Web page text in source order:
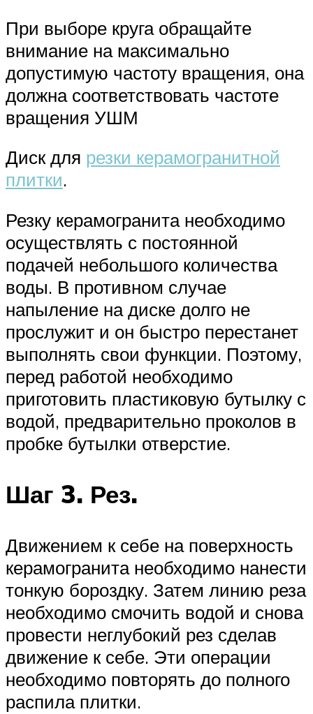
При выборе круга обращайте
внимание на максимально
допустимую частоту вращения, она
должна соответствовать частоте
вращения УШМ
Диск для резки керамогранитной
плитки.
Резку керамогранита необходимо
осуществлять с постоянной
подачей небольшого количества
воды. В противном случае
напыление на диске долго не
прослужит и он быстро перестанет
выполнять свои функции. Поэтому,
перед работой необходимо
приготовить пластиковую бутылку с
водой, предварительно проколов в
пробке бутылки отверстие.
Шаг 3. Рез.
Движением к себе на поверхность
керамогранита необходимо нанести
тонкую бороздку. Затем линию реза
необходимо смочить водой и снова
провести неглубокий рез сделав
движение к себе. Эти операции
необходимо повторять до полного
распила плитки.